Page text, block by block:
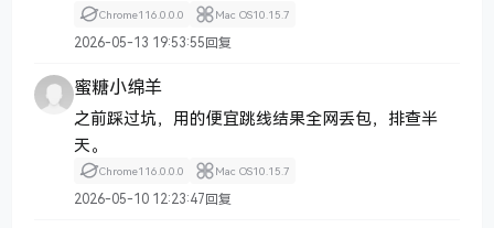
Chrome116.0.0.0 Mac OS10.15.7
2026-05-13 19:53:55回复
蜜糖小绵羊
之前踩过坑，用的便宜跳线结果全网丢包，排查半
天。
Chrome116.0.0.0 Mac OS10.15.7
2026-05-10 12:23:47回复